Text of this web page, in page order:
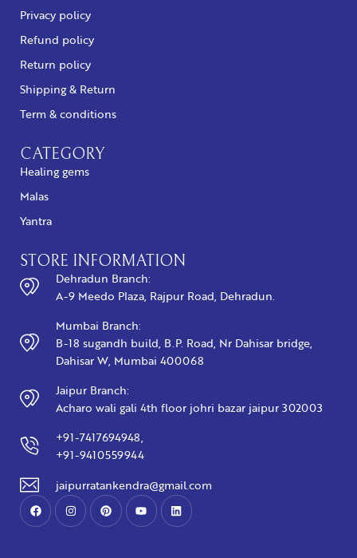
Privacy policy
Refund policy
Return policy
Shipping & Return
Term & conditions
CATEGORY
Healing gems
Malas
Yantra
STORE INFORMATION
Dehradun Branch:
A-9 Meedo Plaza, Rajpur Road, Dehradun.
Mumbai Branch:
B-18 sugandh build, B.P. Road, Nr Dahisar bridge,
Dahisar W, Mumbai 400068
Jaipur Branch:
Acharo wali gali 4th floor johri bazar jaipur 302003
+91-7417694948,
+91-9410559944
jaipurratankendra@gmail.com